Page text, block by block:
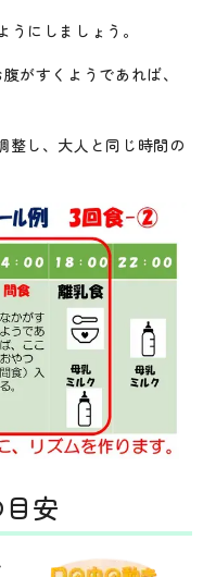
にしましょう。
がすくようであれば、
整し、大人と同じ時間の
安